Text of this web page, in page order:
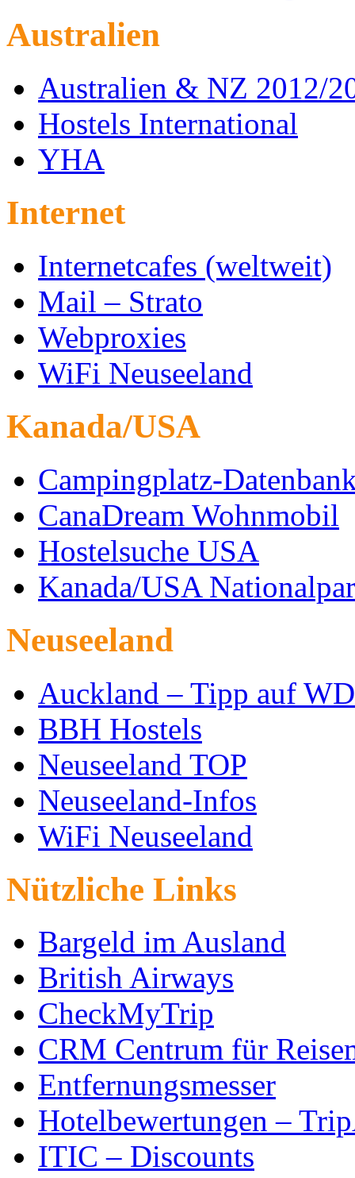
Australien
Australien & NZ 2012/
Hostels International
YHA
Internet
Internetcafes (weltweit)
Mail – Strato
Webproxies
WiFi Neuseeland
Kanada/USA
Campingplatz-
CanaDream Wohnmobil
Hostelsuche USA
Kanada/USA
Neuseeland
Auckland – Tipp auf
BBH Hostels
Neuseeland TOP
Neuseeland-Infos
WiFi Neuseeland
Nützliche Links
Bargeld im Ausland
British Airways
CheckMyTrip
CRM Centrum für
Entfernungsmesser
Hotelbewertungen –
ITIC – Discounts